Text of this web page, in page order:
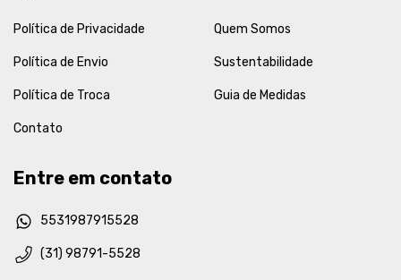
Política de Privacidade
Política de Envio
Política de Troca
Contato
Quem Somos
Sustentabilidade
Guia de Medidas
Entre em contato
5531987915528
(31) 98791-5528